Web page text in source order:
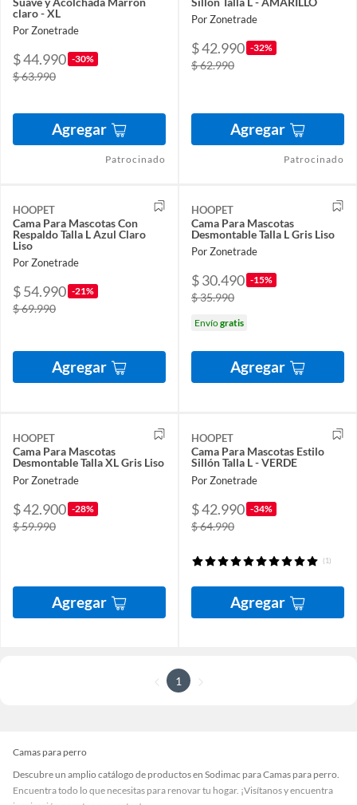
claro - XL
Por Zonetrade
$ 44.990 -30%
$ 63.990
Agregar
Patrocinado
Por Zonetrade
$ 42.990 -32%
$ 62.990
Agregar
Patrocinado
HOOPET
Cama Para Mascotas Con
Respaldo Talla L Azul Claro
Liso
Por Zonetrade
$ 54.990 -21%
$ 69.990
Agregar
HOOPET
Cama Para Mascotas
Desmontable Talla L Gris Liso
Por Zonetrade
$ 30.490 -15%
$ 35.990
Envíogratis
Agregar
HOOPET
Cama Para Mascotas
Desmontable Talla XL Gris Liso
Por Zonetrade
$ 42.900 -28%
$ 59.990
Agregar
HOOPET
Cama Para Mascotas Estilo
Sillón Talla L - VERDE
Por Zonetrade
$ 42.990 -34%
$ 64.990
(1)
Agregar
1
Camas para perro
Descubre un amplio catálogo de productos en Sodimac para Camas para perro.
Encuentra todo lo que necesitas para renovar tu hogar. ¡Visítanos y encuentra